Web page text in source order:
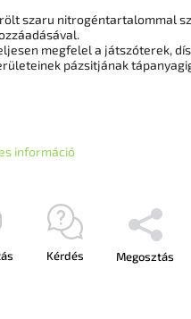
szaru nitrogéntartalommal
megfelel a játszóterek,
pázsitjának
információ
Kérdés Megosztás